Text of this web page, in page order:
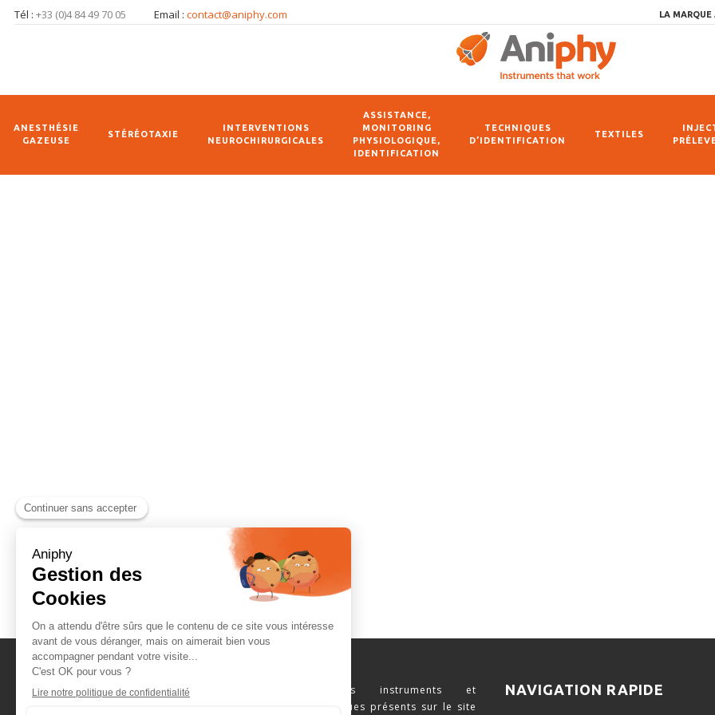
Tél : +33 (0)4 84 49 70 05 Email : contact@aniphy.com LA MARQUE
ANESTHÉSIE
GAZEUSE
STÉRÉOTAXIE
INTERVENTIONS
NEUROCHIRURGICALES
ASSISTANCE,
MONITORING
PHYSIOLOGIQUE,
IDENTIFICATION
TECHNIQUES
D’IDENTIFICATION
TEXTILES
Naviguez parmi les instruments et
consommables scientifiques présents sur le site
NAVIGATION RAPIDE